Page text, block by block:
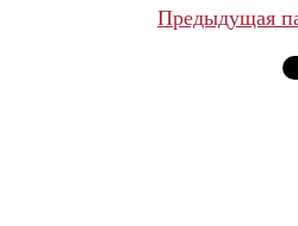
Предыдущая